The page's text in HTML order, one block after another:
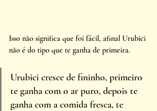
Isso não significa que foi fácil, afinal Urubici
não é do tipo que te ganha de primeira.
Urubici cresce de fininho, primeiro
te ganha com o ar puro, depois te
ganha com a comida fresca, te